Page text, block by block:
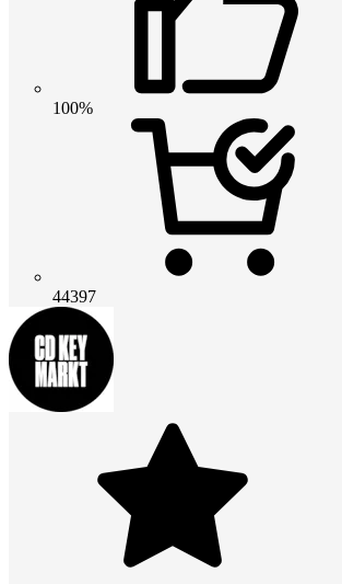
100%
44397